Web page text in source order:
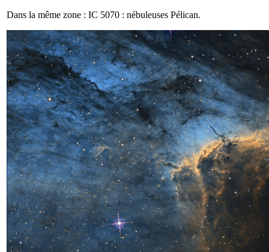
Dans la même zone : IC 5070 : nébuleuses Pélican.